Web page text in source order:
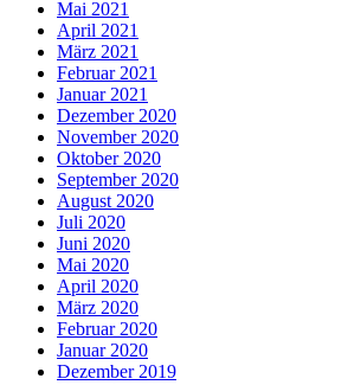
Mai 2021
April 2021
März 2021
Februar 2021
Januar 2021
Dezember 2020
November 2020
Oktober 2020
September 2020
August 2020
Juli 2020
Juni 2020
Mai 2020
April 2020
März 2020
Februar 2020
Januar 2020
Dezember 2019